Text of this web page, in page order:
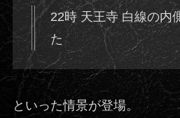
22時 天王寺 白線の内
た
といった情景が登場。